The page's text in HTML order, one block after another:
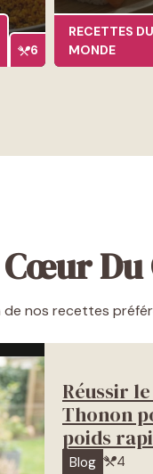
6
RECETTES DU
MONDE
Cœur Du
de nos recettes
Réussir
Thonon
poids
Blog 4